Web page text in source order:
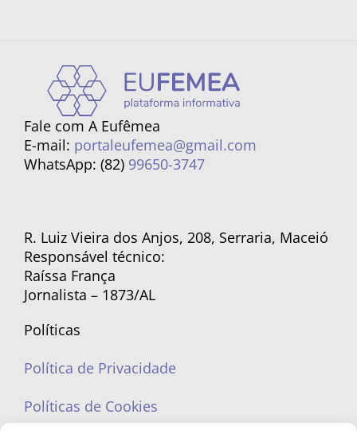
Fale com A Eufêmea
E-mail: portaleufemea@gmail.com
WhatsApp: (82) 99650-3747
R. Luiz Vieira dos Anjos, 208, Serraria, Maceió
Responsável técnico:
Raíssa França
Jornalista – 1873/AL
Políticas
Política de Privacidade
Políticas de Cookies